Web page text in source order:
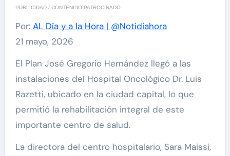
PUBLICIDAD / CONTENIDO PATROCINADO
Por: AL Día y a la Hora | @Notidiahora
21 mayo, 2026
El Plan José Gregorio Hernández llegó a las
instalaciones del Hospital Oncológico Dr. Luis
Razetti, ubicado en la ciudad capital, lo que
permitió la rehabilitación integral de este
importante centro de salud.
La directora del centro hospitalario, Sara Maissi,